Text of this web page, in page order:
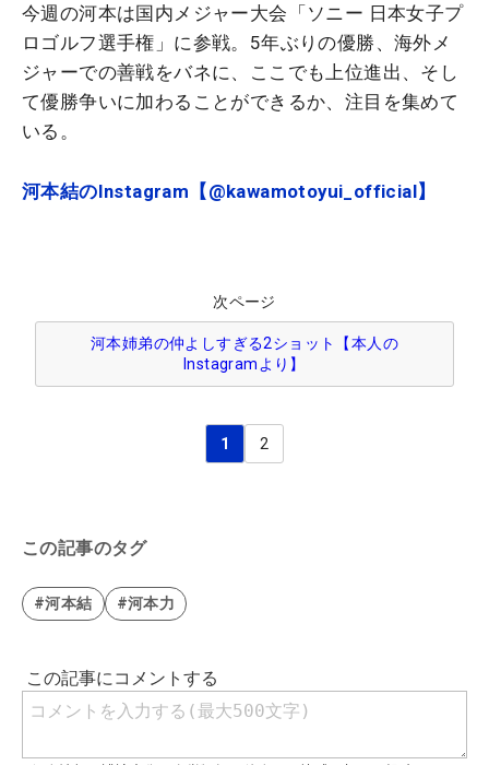
今週の河本は国内メジャー大会「ソニー 日本女子プ
ロゴルフ選手権」に参戦。5年ぶりの優勝、海外メ
ジャーでの善戦をバネに、ここでも上位進出、そし
て優勝争いに加わることができるか、注目を集めて
いる。
河本結のInstagram【@kawamotoyui_official】
次ページ
河本姉弟の仲よしすぎる2ショット【本人の
Instagramより】
1 2
この記事のタグ
#河本結 #河本力